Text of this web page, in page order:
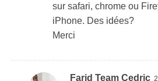
sur safari, chrome ou
iPhone. Des idées?
Merci
Farid Team Cedric